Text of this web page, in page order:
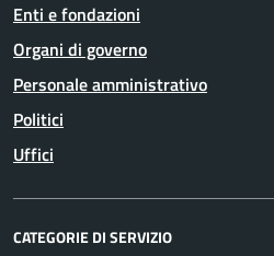
Enti e fondazioni
Organi di governo
Personale amministrativo
Politici
Uffici
CATEGORIE DI SERVIZIO